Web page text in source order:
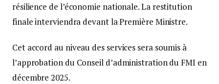
résilience de l’économie nationale. La restitution
finale interviendra devant la Première Ministre.
Cet accord au niveau des services sera soumis à
l’approbation du Conseil d’administration du FMI en
décembre 2025.